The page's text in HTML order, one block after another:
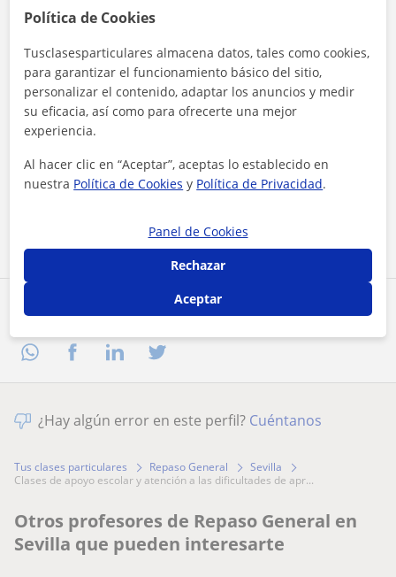
Comparte a este profesor
Al hacer clic, aceptas nuestroaviso legaly deprivacidad
¿Hay algún error en este perfil? Cuéntanos
Tus clases particulares Repaso General
Sevilla
clases de apoyo escolar y atención a las dificultades de apr...
Otros profesores de Repaso General en
Sevilla que pueden interesarte
Política de Cookies
Tusclasesparticulares almacena datos, tales como cookies,
para garantizar el funcionamiento básico del sitio,
personalizar el contenido, adaptar los anuncios y medir
su eficacia, así como para ofrecerte una mejor
experiencia.
Al hacer clic en “Aceptar”, aceptas lo establecido en
nuestra Política de Cookies y Política de Privacidad.
Panel de Cookies
Rechazar
Aceptar